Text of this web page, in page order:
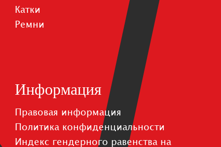
Катки
Pемни
Информация
Правовая информация
Политика конфиденциальности
Индекс гендерного равенства на